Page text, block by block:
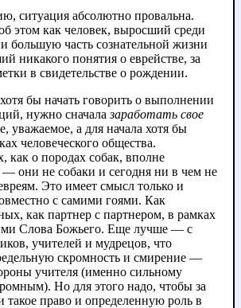
ситуация абсолютно провальна.
этом как человек, выросший среди
большую часть сознательной жизни
никакого понятия о еврействе, за
в свидетельстве о рождении.
бы начать говорить о выполнении
нужно сначалазаработать свое
уважаемое, а для начала хотя бы
человеческого общества.
как о породах собак, вполне
— они не собаки и сегодня ни в чем не
Это имеет смысл только и
с самими гоями. Как
как партнер с партнером, в рамках
Слова Божьего. Еще лучше — с
учителей и мудрецов, что
скромность и смирение —
учителя (именно сильному
Но для этого надо, чтобы за
такое право и определенную роль в